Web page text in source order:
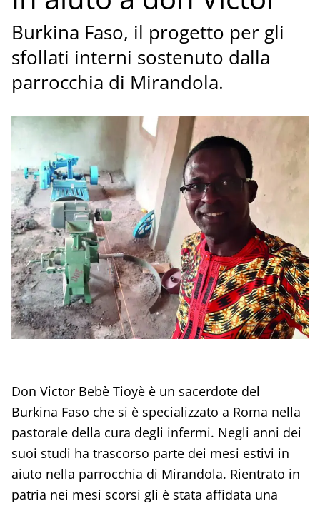
Burkina Faso, il progetto per gli
sfollati interni sostenuto dalla
parrocchia di Mirandola.
Don Victor Bebè Tioyè è un sacerdote del
Burkina Faso che si è specializzato a Roma nella
pastorale della cura degli infermi. Negli anni dei
suoi studi ha trascorso parte dei mesi estivi in
aiuto nella parrocchia di Mirandola. Rientrato in
patria nei mesi scorsi gli è stata affidata una